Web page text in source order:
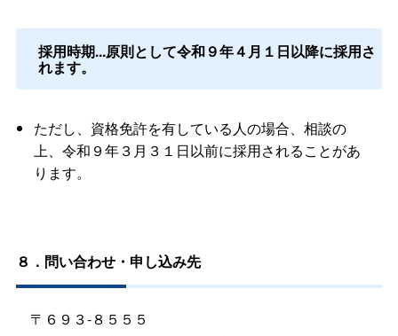
採用時期...原則として令和９年４月１日以降に採用さ
れます。
ただし、資格免許を有している人の場合、相談の
上、令和９年３月３１日以前に採用されることがあ
ります。
８．問い合わせ・申し込み先
〒６９３-８５５５